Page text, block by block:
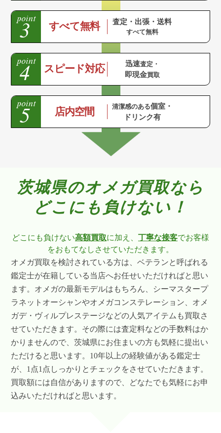
すべて無料 査定・出張・送料
すべて無料
スピード対応 迅速査定・
即現金買取
店内空間 清潔感のある個室・
ドリンク有
茨城県のオメガ買取なら
どこにも負けない！
どこにも負けない高額買取に加え、 丁寧な接客でお客様
をおもてなしさせていただきます。
オメガ買取を検討されている方は、ベテランと呼ばれる
鑑定士が在籍している当店へお任せいただければと思い
ます。オメガの最新モデルはもちろん、シーマスタープ
ラネットオーシャンやオメガコンステレーション、オメ
ガデ・ヴィルプレステージなどの人気アイテムも買取さ
せていただきます。その際には査定料などの手数料はか
かりませんので、茨城県にお住まいの方も気軽に提出い
ただけると思います。10年以上の経験値がある鑑定士
が、1点1点しっかりとチェックをさせていただきます。
買取額には自信がありますので、どなたでも気軽にお申
込みいただければと思います。